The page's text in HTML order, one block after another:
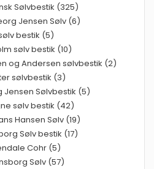
Sølvbestik (325)
Jensen Sølv (6)
bestik (5)
sølv bestik (10)
og Andersen sølvbestik (2)
sølvbestik (3)
Jensen Sølvbestik (5)
sølv bestik (42)
Hansen Sølv (19)
Sølv bestik (17)
Cohr (5)
Sølv (57)